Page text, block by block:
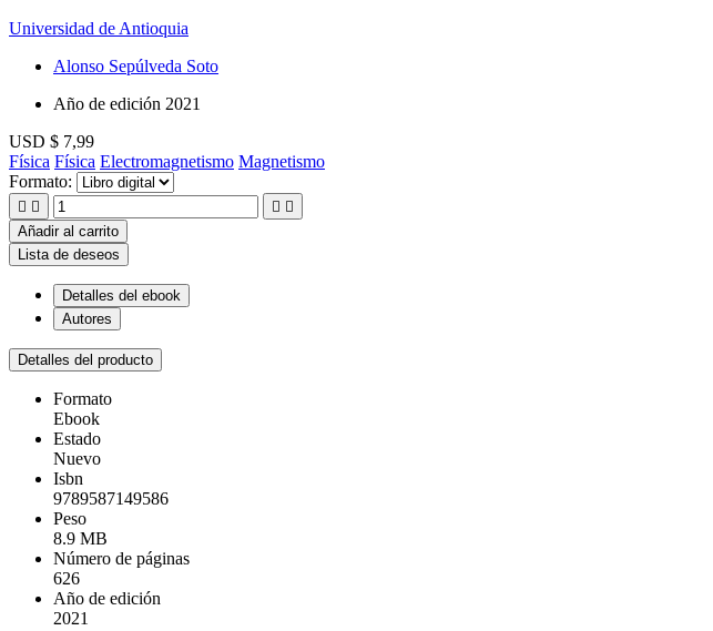
Universidad de Antioquia
Alonso Sepúlveda Soto
Año de edición 2021
USD $ 7,99
Física Física Electromagnetismo Magnetismo
Formato:
   
Añadir al carrito
Lista de deseos
Detalles del ebook
Autores
Detalles del producto
Formato
Ebook
Estado
Nuevo
Isbn
9789587149586
Peso
8.9 MB
Número de páginas
626
Año de edición
2021